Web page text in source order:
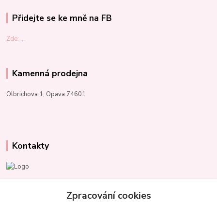
Přidejte se ke mně na FB
Zde: ...
Kamenná prodejna
Olbrichova 1, Opava 74601
Kontakty
+420 731 153 484
Zpracování cookies